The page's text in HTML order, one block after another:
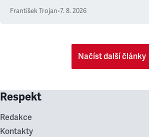
František Trojan•7. 8. 2026
Načíst další články
Respekt
Redakce
Kontakty